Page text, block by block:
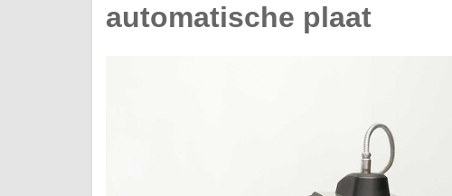
automatische plaat